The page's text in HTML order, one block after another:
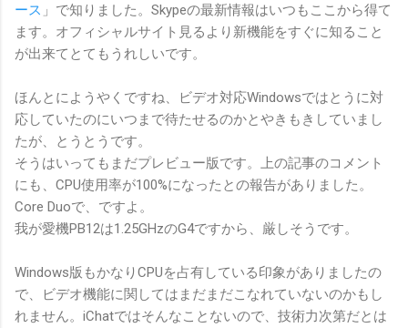
ース 」で知りました。Skypeの最新情報はいつもここから得て
ます。オフィシャルサイト見るより新機能をすぐに知ること
が出来てとてもうれしいです。
ほんとにようやくですね、ビデオ対応Windowsではとうに対
応していたのにいつまで待たせるのかとやきもきしていまし
たが、とうとうです。
そうはいってもまだプレビュー版です。上の記事のコメント
にも、CPU使用率が100%になったとの報告がありました。
Core Duoで、ですよ。
我が愛機PB12は1.25GHzのG4ですから、厳しそうです。
Windows版もかなりCPUを占有している印象がありましたの
で、ビデオ機能に関してはまだまだこなれていないのかもし
れません。iChatではそんなことないので、技術力次第だとは